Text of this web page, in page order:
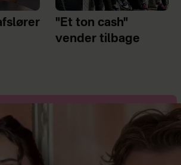
"Et ton cash"
vender tilbage